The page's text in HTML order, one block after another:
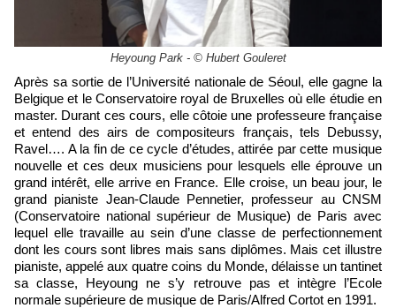
Heyoung Park - © Hubert Gouleret
Après sa sortie de l’Université nationale de Séoul, elle gagne la
Belgique et le Conservatoire royal de Bruxelles où elle étudie en
master. Durant ces cours, elle côtoie une professeure française
et entend des airs de compositeurs français, tels Debussy,
Ravel…. A la fin de ce cycle d’études, attirée par cette musique
nouvelle et ces deux musiciens pour lesquels elle éprouve un
grand intérêt, elle arrive en France. Elle croise, un beau jour, le
grand pianiste Jean-Claude Pennetier, professeur au CNSM
(Conservatoire national supérieur de Musique) de Paris avec
lequel elle travaille au sein d’une classe de perfectionnement
dont les cours sont libres mais sans diplômes. Mais cet illustre
pianiste, appelé aux quatre coins du Monde, délaisse un tantinet
sa classe, Heyoung ne s’y retrouve pas et intègre l’Ecole
normale supérieure de musique de Paris/Alfred Cortot en 1991.